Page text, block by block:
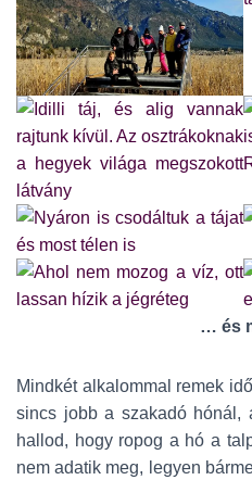
… és
Mindkét alkalommal remek
sincs jobb a szakadó hónál,
hallod, hogy ropog a hó a
nem adatik meg, legyen